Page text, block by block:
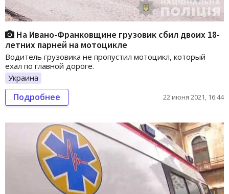
На Ивано-Франковщине грузовик сбил двоих 18-
летних парней на мотоцикле
Водитель грузовика не пропустил мотоцикл, который
ехал по главной дороге.
Украина
Подробнее 22 июня 2021, 16:44